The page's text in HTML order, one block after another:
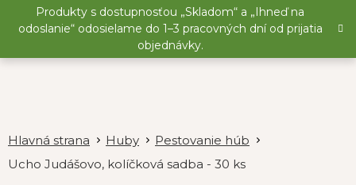
Produkty s dostupnosťou „Skladom“ a „Ihneď na
odoslanie“ odosielame do 1–3 pracovných dní od prijatia
objednávky.
Huby
Pestovanie húb
Ucho Judášovo, kolíčková sadba - 30 ks